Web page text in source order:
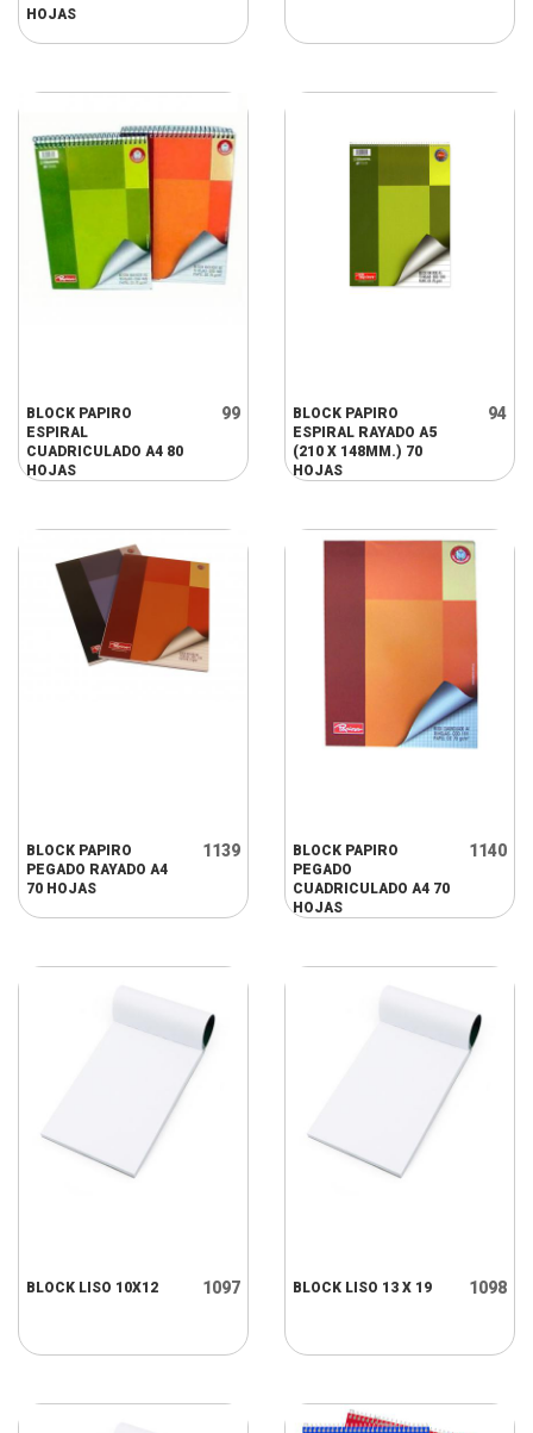
HOJAS
BLOCK PAPIRO
ESPIRAL
CUADRICULADO A4 80
HOJAS
99
BLOCK PAPIRO
ESPIRAL RAYADO A5
(210 X 148MM.) 70
HOJAS
94
BLOCK PAPIRO
PEGADO RAYADO A4
70 HOJAS
1139
BLOCK PAPIRO
PEGADO
CUADRICULADO A4 70
HOJAS
1140
BLOCK LISO 10X12 1097 BLOCK LISO 13 X 19 1098